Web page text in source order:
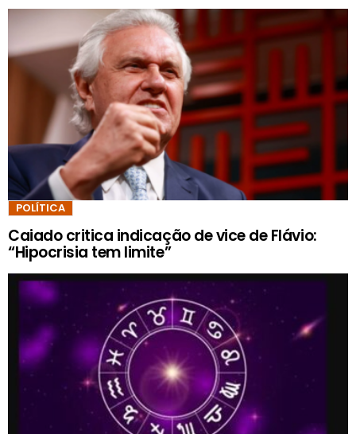
POLÍTICA
Caiado critica indicação de vice de Flávio:
“Hipocrisia tem limite”